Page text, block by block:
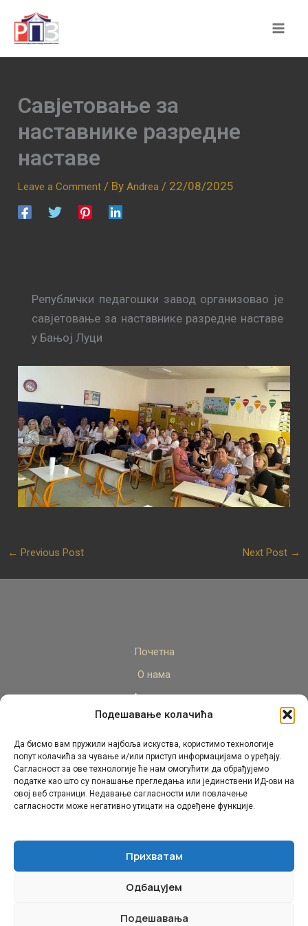
Подешавање колачића
Да бисмо вам пружили најбоља искуства, користимо технологије
попут колачића за чување и/или приступ информацијама о уређају.
Сагласност за ове технологије ће нам омогућити да обрађујемо
податке као што су понашање прегледања или јединствени ИД-ови на
овој веб страници. Недавање сагласности или повлачење
сагласности може негативно утицати на одређене функције.
Прихватам
Одбацујем
Подешавања
content
Савјетовање за
наставнике разредне
наставе
Leave a Comment / ByAndrea/ 22/08/2025
Републички педагошки завод организовао је
савјетовање за наставнике разредне наставе
у Бањој Луци
← Previous Post Next Post →
Почетна
О нама
Актуелно
Стручни кадар
Пројекти
Архива
Контакт
© Републички педагошки завод Републике Српске.